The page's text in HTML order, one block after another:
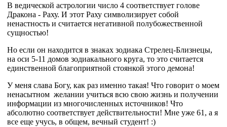
В ведической астрологии число 4 соответствует голове
Дракона - Раху. И этот Раху символизирует собой
ненастность и считается негативной полубожественной
сущностью!
Но если он находится в знаках зодиака Стрелец-Близнецы,
на оси 5-11 домов зодиакального круга, то это считается
единственной благоприятной стоянкой этого демона!
У меня слава Богу, как раз именно такая! Что говорит о моем
ненасытном желании учиться всю свою жизнь и получении
информации из многочисленных источников! Что
абсолютно соответствует действительности! Мне уже 61, а я
все еще учусь, в общем, вечный студент! :)